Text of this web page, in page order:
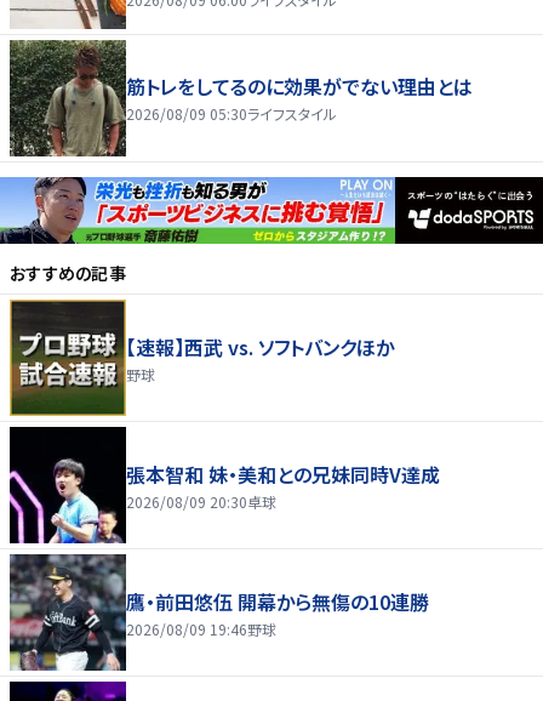
筋トレをしてるのに効果がでない理由とは
2026/08/09 05:30ライフスタイル
おすすめの記事
【速報】西武 vs. ソフトバンクほか
野球
張本智和 妹・美和との兄妹同時V達成
2026/08/09 20:30卓球
鷹・前田悠伍 開幕から無傷の10連勝
2026/08/09 19:46野球